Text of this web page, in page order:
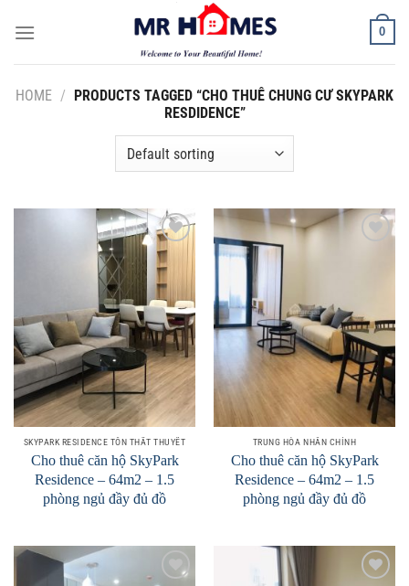
0
HOME / PRODUCTS TAGGED “CHO THUÊ CHUNG CƯ SKYPARK
RESDIDENCE”
Add to
Wishlist
SKYPARK RESIDENCE TÔN THẤT THUYẾT
Cho thuê căn hộ SkyPark
Residence – 64m2 – 1.5
phòng ngủ đầy đủ đồ
TRUNG HÒA NHÂN CHÍNH
Cho thuê căn hộ SkyPark
Residence – 64m2 – 1.5
phòng ngủ đầy đủ đồ